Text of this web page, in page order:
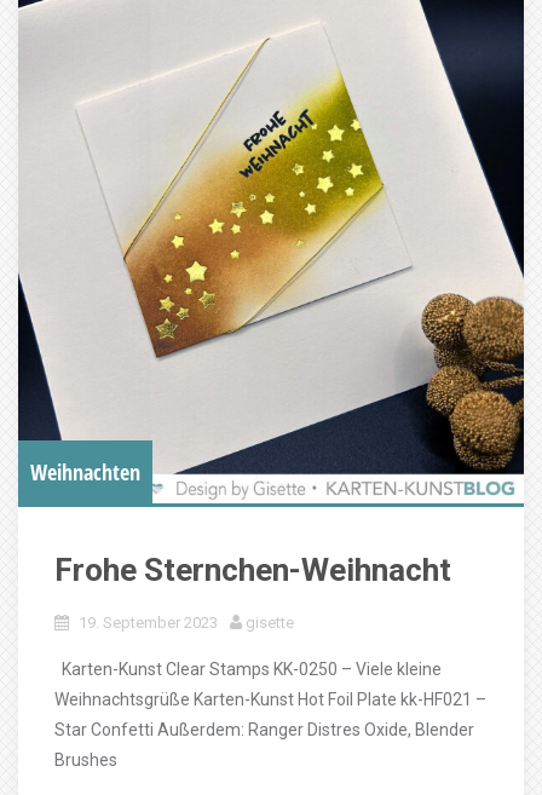
Weihnachten
Frohe Sternchen-Weihnacht
19. September 2023 gisette
Karten-Kunst Clear Stamps KK-0250 – Viele kleine
Weihnachtsgrüße Karten-Kunst Hot Foil Plate kk-HF021 –
Star Confetti Außerdem: Ranger Distres Oxide, Blender
Brushes